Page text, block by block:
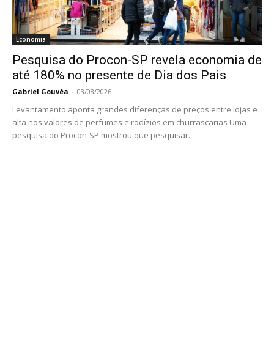
Economia
Pesquisa do Procon-SP revela economia de
até 180% no presente de Dia dos Pais
Gabriel Gouvêa - 03/08/2026
Levantamento aponta grandes diferenças de preços entre lojas e
alta nos valores de perfumes e rodízios em churrascarias Uma
pesquisa do Procon-SP mostrou que pesquisar...